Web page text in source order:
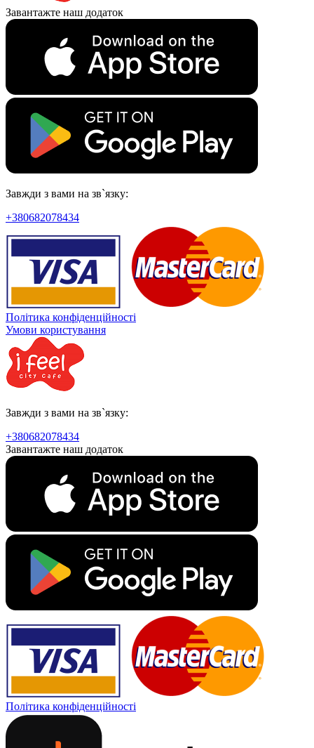
Завантажте наш додаток
Завжди з вами на зв`язку:
+380682078434
Політика конфіденційності
Умови користування
Завжди з вами на зв`язку:
+380682078434
Завантажте наш додаток
Політика конфіденційності